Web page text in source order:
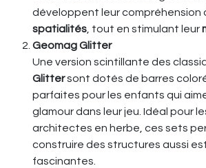
développent leur compréhension
spatialités , tout en stimulant leur
Geomag Glitter
Une version scintillante des
Glittersont dotés de barres
parfaites pour les enfants qui
glamour dans leur jeu. Idéal pour
architectes en herbe, ces sets
construire des structures aussi
fascinantes.